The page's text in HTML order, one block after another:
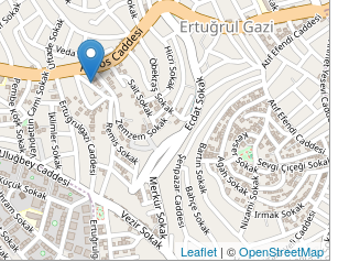
Leaflet| ©OpenStreetMap